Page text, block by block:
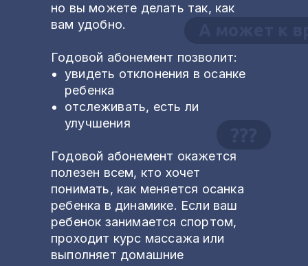
но вы можете делать так, как
вам удобно.
Годовой абонемент позволит:
увидеть отклонения в осанке
ребенка
отслеживать, есть ли
улучшения
Годовой абонемент окажется
полезен всем, кто хочет
понимать, как меняется осанка
ребенка в динамике. Если ваш
ребенок занимается спортом,
проходит курс массажа или
выполняет домашние